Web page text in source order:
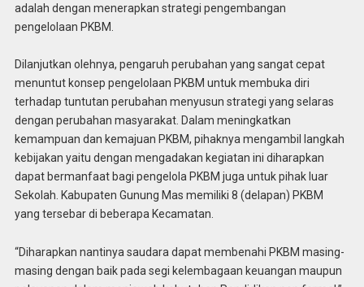
adalah dengan menerapkan strategi pengembangan
pengelolaan PKBM.
Dilanjutkan olehnya, pengaruh perubahan yang sangat cepat
menuntut konsep pengelolaan PKBM untuk membuka diri
terhadap tuntutan perubahan menyusun strategi yang selaras
dengan perubahan masyarakat. Dalam meningkatkan
kemampuan dan kemajuan PKBM, pihaknya mengambil langkah
kebijakan yaitu dengan mengadakan kegiatan ini diharapkan
dapat bermanfaat bagi pengelola PKBM juga untuk pihak luar
Sekolah. Kabupaten Gunung Mas memiliki 8 (delapan) PKBM
yang tersebar di beberapa Kecamatan.
“Diharapkan nantinya saudara dapat membenahi PKBM masing-
masing dengan baik pada segi kelembagaan keuangan maupun